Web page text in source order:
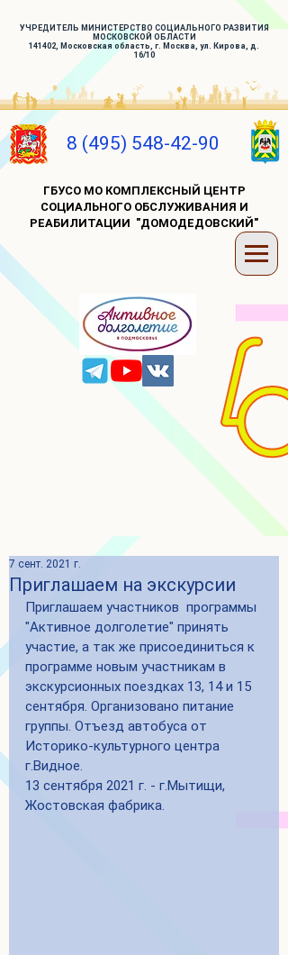
УЧРЕДИТЕЛЬ МИНИСТЕРСТВО СОЦИАЛЬНОГО РАЗВИТИЯ
МОСКОВСКОЙ ОБЛАСТИ
141402, Московская область, г. Москва, ул. Кирова, д.
16/10
8 (495) 548-42-90
ГБУСО МО КОМПЛЕКСНЫЙ ЦЕНТР
СОЦИАЛЬНОГО ОБСЛУЖИВАНИЯ И
РЕАБИЛИТАЦИИ "ДОМОДЕДОВСКИЙ"
Приглашаем на экскурсии
7 сент. 2021 г.
Приглашаем участников  программы
"Активное долголетие" принять
участие, а так же присоединиться к
программе новым участникам в
экскурсионных поездках 13, 14 и 15
сентября. Организовано питание
группы. Отъезд автобуса от
Историко-культурного центра
г.Видное.
13 сентября 2021 г. - г.Мытищи,
Жостовская фабрика.